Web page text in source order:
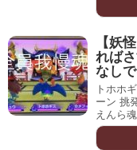
【妖
れば
なし
トホホ
ーン 挑
えんら